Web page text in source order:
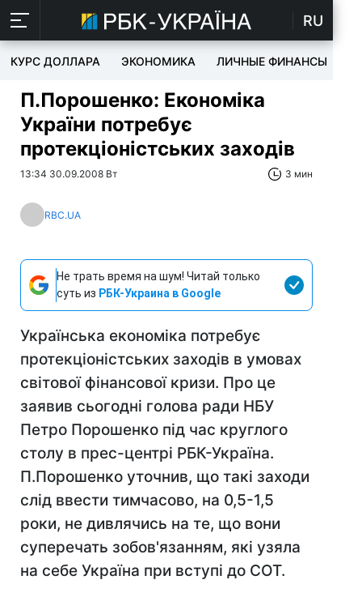
RU
КУРС ДОЛЛАРА ЭКОНОМИКА ЛИЧНЫЕ ФИНАНСЫ
П.Порошенко: Економіка
України потребує
протекціоністських заходів
13:34 30.09.2008 Вт 3 мин
RBC.UA
Не трать время на шум! Читай только
суть из РБК-Украина в Google
Українська економіка потребує
протекціоністських заходів в умовах
світової фінансової кризи. Про це
заявив сьогодні голова ради НБУ
Петро Порошенко під час круглого
столу в прес-центрі РБК-Україна.
П.Порошенко уточнив, що такі заходи
слід ввести тимчасово, на 0,5-1,5
роки, не дивлячись на те, що вони
суперечать зобов'язанням, які узяла
на себе Україна при вступі до СОТ.